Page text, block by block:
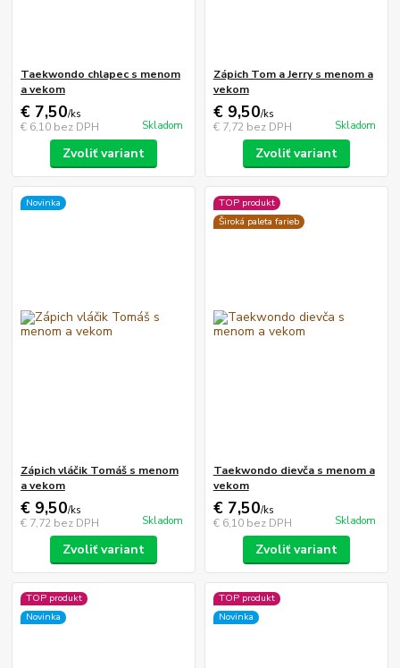
Taekwondo chlapec s menom
a vekom
€ 7,50/ks
€ 6,10 bez DPH Skladom
Zvoliť variant
Zápich Tom a Jerry s menom a
vekom
€ 9,50/ks
€ 7,72 bez DPH Skladom
Zvoliť variant
Novinka
Zápich vláčik Tomáš s menom
a vekom
€ 9,50/ks
€ 7,72 bez DPH Skladom
Zvoliť variant
TOP produkt
Široká paleta farieb
Taekwondo dievča s menom a
vekom
€ 7,50/ks
€ 6,10 bez DPH Skladom
Zvoliť variant
TOP produkt
Novinka
TOP produkt
Novinka